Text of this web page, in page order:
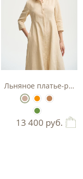
Льняное платье-
13 400 руб.